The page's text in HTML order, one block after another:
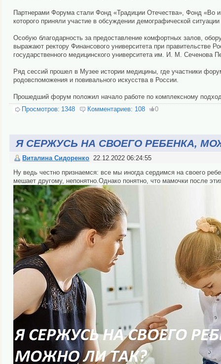
Партнерами Форума стали Фонд «Традиции Отечества», Фонд «Во
которого приняли участие в обсуждении демографической
Особую благодарность за предоставление комфортных залов,
выражают ректору Финансового университета при правительстве
государственного медицинского университета им. И. М. Сеченова
Ряд сессий прошел в Музее истории медицины, где участники
родовспоможения и повивального искусства в России.
Прошедший форум положил начало работе по комплексному
Просмотров: 1348 Комментариев: 108 0
Я СЕРЖУСЬ НА СВОЕГО РЕБЕНКА,
Виталина Сидоренко 22.12.2022 06:24:55
Ну ведь честно признаемся: все мы иногда сердимся на своего
мешает другому, непонятно.Однако понятно, что мамочки после